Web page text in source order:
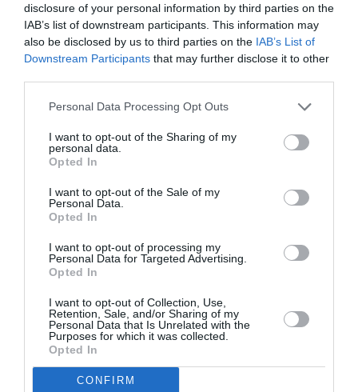
disclosure of your personal information by third parties on the
IAB’s list of downstream participants. This information may
also be disclosed by us to third parties on the IAB’s List of
Downstream Participants that may further disclose it to other
Personal Data Processing Opt Outs
I want to opt-out of the Sharing of my
personal data.
Opted In
I want to opt-out of the Sale of my
Personal Data.
Opted In
I want to opt-out of processing my
Personal Data for Targeted Advertising.
Opted In
I want to opt-out of Collection, Use,
Retention, Sale, and/or Sharing of my
Personal Data that Is Unrelated with the
Purposes for which it was collected.
Opted In
CONFIRM
Τέλος, ο Χρήστος Σούλης, Γραμματέας
Περιβαλλοντολόγος και Κλιματικής Αλλαγής της Νέας
Δημοκρατίας ανέφερε: «Αποτέλεσε έναν Στρατηγό
ανεξίτηλο το αποτύπωμά του στις μεγάλες εθνικές
και στο εξαιρετικό αποτέλεσμα που κατέγραφε το
κυβερνητικό έργο στο σύνολο του με έναν άψογο
συντονισμό. Σήμερα, ο Γρηγόρης Δημητριάδης, που
γυρίζει απ’ άκρη σ’ άκρη την χώρα, δίνοντας τον
αγώνα του ως ο Στρατηγός της παράταξης της Νέας
Δημοκρατίας, στέλνει μήνυμα εγγύησης για τους
αγώνες που έρχονται, ενότητας και οργάνωσης».